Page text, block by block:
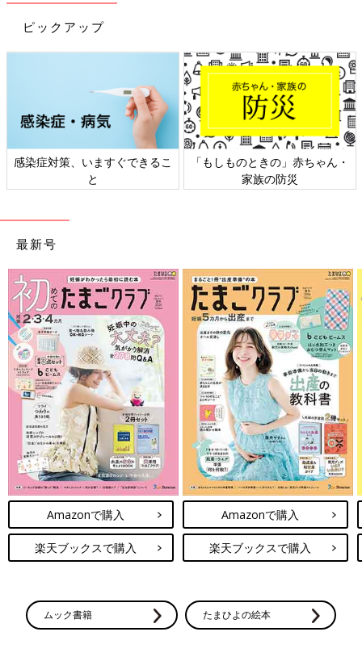
ピックアップ
感染症対策、いますぐできるこ
と
「もしものときの」赤ちゃん・
家族の防災
最新号
Amazonで購入
楽天ブックスで購入
Amazonで購入
楽天ブックスで購入
ムック書籍 たまひよの絵本